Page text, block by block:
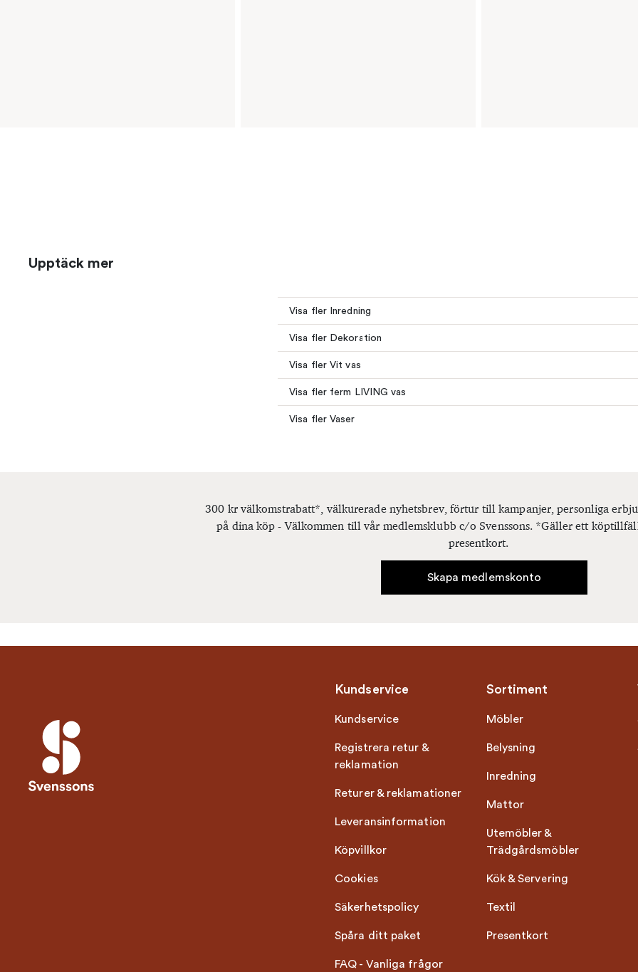
Upptäck mer
Visa fler Inredning
Visa fler Dekoration
Visa fler Vit vas
Visa fler ferm LIVING vas
Visa fler Vaser
300 kr välkomstrabatt*, välkurerade nyhetsbrev, förtur till kampanjer, personliga
på dina köp - Välkommen till vår medlemsklubb c/o Svenssons. *Gäller ett
presentkort.
Skapa medlemskonto
Kundservice
Kundservice
Registrera retur &
reklamation
Returer & reklamationer
Leveransinformation
Köpvillkor
Cookies
Säkerhetspolicy
Spåra ditt paket
FAQ - Vanliga frågor
Sortiment
Möbler
Belysning
Inredning
Mattor
Utemöbler &
Trädgårdsmöbler
Kök & Servering
Textil
Presentkort